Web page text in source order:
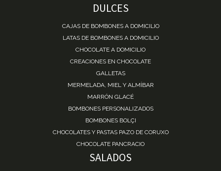
DULCES
CAJAS DE BOMBONES A DOMICILIO
LATAS DE BOMBONES A DOMICILIO
CHOCOLATE A DOMICILIO
CREACIONES EN CHOCOLATE
GALLETAS
MERMELADA, MIEL Y ALMÍBAR
MARRÓN GLACÉ
BOMBONES PERSONALIZADOS
BOMBONES BOLÇI
CHOCOLATES Y PASTAS PAZO DE CORUXO
CHOCOLATE PANCRACIO
SALADOS